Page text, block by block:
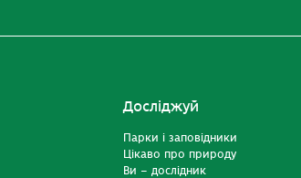
Досліджуй
Парки і заповідники
Цікаво про природу
Ви – дослідник